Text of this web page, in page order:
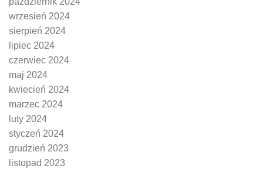
wrzesień 2024
sierpień 2024
lipiec 2024
czerwiec 2024
maj 2024
kwiecień 2024
marzec 2024
luty 2024
styczeń 2024
grudzień 2023
listopad 2023